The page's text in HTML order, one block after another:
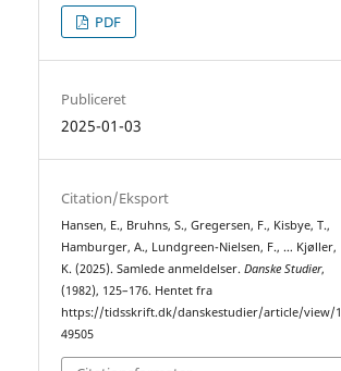
PDF
Publiceret
2025-01-03
Citation/Eksport
Hansen, E., Bruhns, S., Gregersen, F., Kisbye, T.,
Hamburger, A., Lundgreen-Nielsen, F., … Kjøller,
K. (2025). Samlede anmeldelser.Danske Studier,
(1982), 125–176. Hentet fra
https://tidsskrift.dk/danskestudier/article/view/1
49505